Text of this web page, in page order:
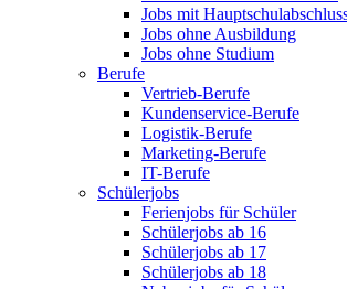
Jobs mit
Jobs ohne Ausbildung
Jobs ohne Studium
Berufe
Vertrieb-Berufe
Kundenservice-Berufe
Logistik-Berufe
Marketing-Berufe
IT-Berufe
Schülerjobs
Ferienjobs für Schüler
Schülerjobs ab 16
Schülerjobs ab 17
Schülerjobs ab 18